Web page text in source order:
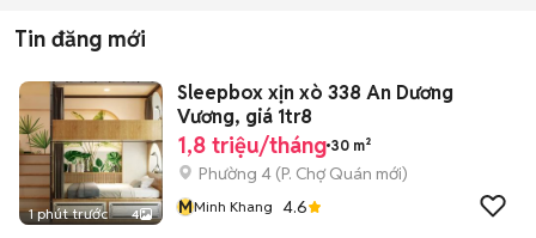
Tin đăng mới
1 phút trước 4
Sleepbox xịn xò 338 An Dương
Vương, giá 1tr8
1,8 triệu/tháng 30 m²
Phường 4 (P. Chợ Quán mới)
MMinh Khang 4.6